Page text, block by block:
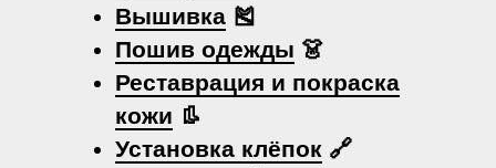
Вышивка 🎽
Пошив одежды 👗
Реставрация и покраска
кожи 👢
Установка клёпок 🔗